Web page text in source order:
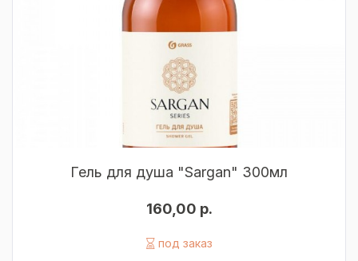
Гель для душа "Sargan" 300мл
160,00 р.
под заказ